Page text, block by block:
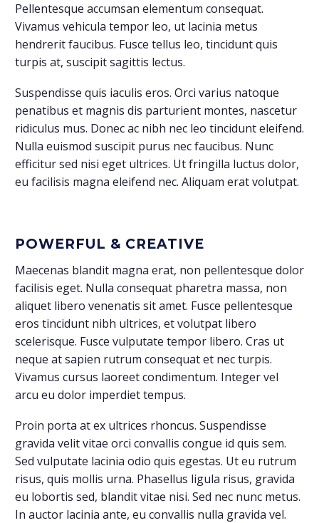
Pellentesque accumsan elementum consequat.
Vivamus vehicula tempor leo, ut lacinia metus
hendrerit faucibus. Fusce tellus leo, tincidunt quis
turpis at, suscipit sagittis lectus.
Suspendisse quis iaculis eros. Orci varius natoque
penatibus et magnis dis parturient montes, nascetur
ridiculus mus. Donec ac nibh nec leo tincidunt eleifend.
Nulla euismod suscipit purus nec faucibus. Nunc
efficitur sed nisi eget ultrices. Ut fringilla luctus dolor,
eu facilisis magna eleifend nec. Aliquam erat volutpat.
POWERFUL & CREATIVE
Maecenas blandit magna erat, non pellentesque dolor
facilisis eget. Nulla consequat pharetra massa, non
aliquet libero venenatis sit amet. Fusce pellentesque
eros tincidunt nibh ultrices, et volutpat libero
scelerisque. Fusce vulputate tempor libero. Cras ut
neque at sapien rutrum consequat et nec turpis.
Vivamus cursus laoreet condimentum. Integer vel
arcu eu dolor imperdiet tempus.
Proin porta at ex ultrices rhoncus. Suspendisse
gravida velit vitae orci convallis congue id quis sem.
Sed vulputate lacinia odio quis egestas. Ut eu rutrum
risus, quis mollis urna. Phasellus ligula risus, gravida
eu lobortis sed, blandit vitae nisi. Sed nec nunc metus.
In auctor lacinia ante, eu convallis nulla gravida vel.